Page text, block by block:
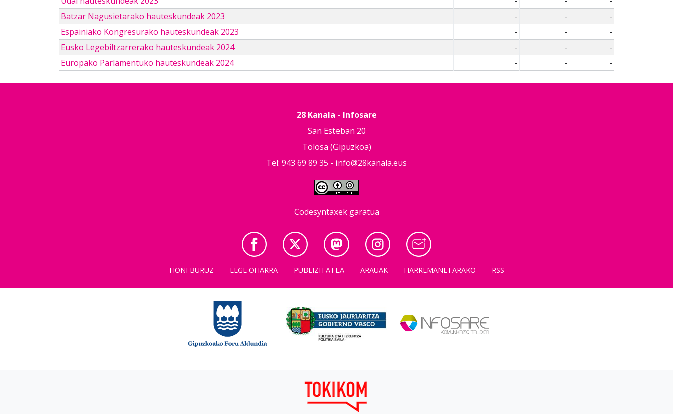
Batzar Nagusietarako hauteskundeak 2023
- -
-
Espainiako Kongresurako hauteskundeak 2023
- -
-
Eusko Legebiltzarrerako hauteskundeak 2024
- -
-
Europako Parlamentuko hauteskundeak 2024
- - -
28 Kanala - Infosare
San Esteban 20
Tolosa (Gipuzkoa)
Tel: 943 69 89 35 - info@28kanala.eus
Codesyntaxek garatua
HONI BURUZ LEGE OHARRA PUBLIZITATEA ARAUAK HARREMANETARAKO RSS